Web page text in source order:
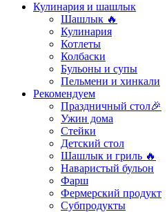
Кулинария и шашлык
Шашлык 🔥
Кулинария
Котлеты
Колбаски
Бульоны и супы
Пельмени и хинкали
Рекомендуем
Праздничный стол🎉
Ужин дома
Стейки
Детский стол
Шашлык и гриль 🔥
Наваристый бульон
Фарш
Фермерский продукт
Субпродукты